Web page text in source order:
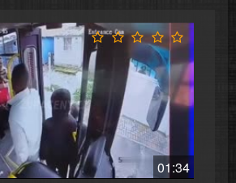
01:34